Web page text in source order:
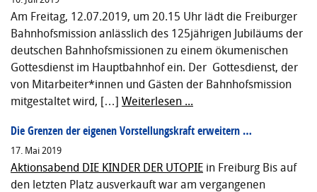
Am Freitag, 12.07.2019, um 20.15 Uhr lädt die Freiburger
Bahnhofsmission anlässlich des 125jährigen Jubiläums der
deutschen Bahnhofsmissionen zu einem ökumenischen
Gottesdienst im Hauptbahnhof ein. Der Gottesdienst, der
von Mitarbeiter*innen und Gästen der Bahnhofsmission
mitgestaltet wird, […] Weiterlesen ...
Die Grenzen der eigenen Vorstellungskraft erweitern …
17. Mai 2019
Aktionsabend DIE KINDER DER UTOPIE in Freiburg Bis auf
den letzten Platz ausverkauft war am vergangenen